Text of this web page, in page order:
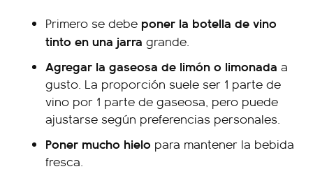
Primero se debe poner la botella de vino
tinto en una jarra grande.
Agregar la gaseosa de limón o limonada a
gusto. La proporción suele ser 1 parte de
vino por 1 parte de gaseosa, pero puede
ajustarse según preferencias personales.
Poner mucho hielo para mantener la bebida
fresca.